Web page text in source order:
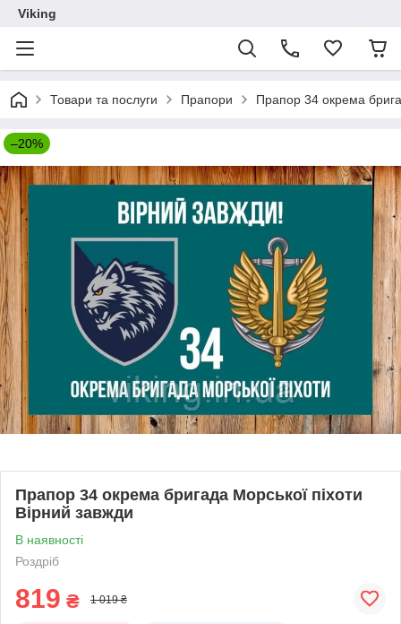
Viking
Товари та послуги Прапори Прапор 34 окрема
–20%
Прапор 34 окрема бригада Морської піхоти
Вірний завжди
В наявності
Роздріб
819 ₴ 1 019 ₴